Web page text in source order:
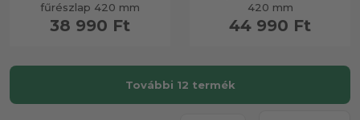
fűrészlap 420 mm
38 990 Ft
420 mm
44 990 Ft
További 12 termék